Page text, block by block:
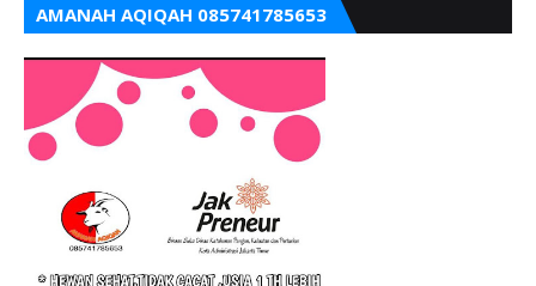
AMANAH AQIQAH 085741785653